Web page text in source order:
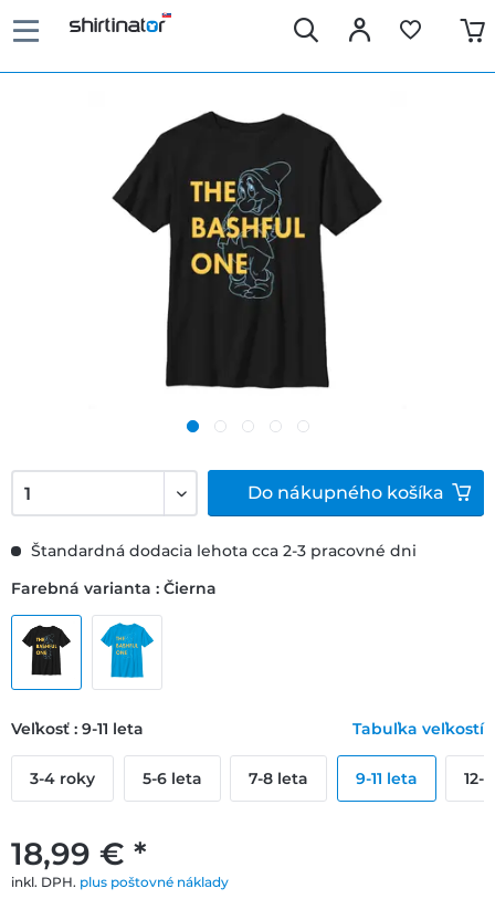
18,99 € *
inkl. DPH. plus poštovné náklady
Štandardná dodacia lehota cca 2-3 pracovné dni
Farebná varianta : Čierna
Veľkosť : 9-11 leta Tabuľka veľkostí
3-4 roky 5-6 leta 7-8 leta 9-11 leta 12-
Do nákupného košíka